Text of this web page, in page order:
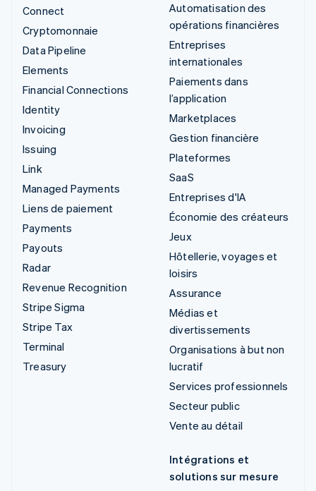
Connect
Cryptomonnaie
Data Pipeline
Elements
Financial Connections
Identity
Invoicing
Issuing
Link
Managed Payments
Liens de paiement
Payments
Payouts
Radar
Revenue Recognition
Stripe Sigma
Stripe Tax
Terminal
Treasury
Automatisation des
opérations financières
Entreprises
internationales
Paiements dans
l’application
Marketplaces
Gestion financière
Plateformes
SaaS
Entreprises d'IA
Économie des créateurs
Jeux
Hôtellerie, voyages et
loisirs
Assurance
Médias et
divertissements
Organisations à but non
lucratif
Services professionnels
Secteur public
Vente au détail
Intégrations et
solutions sur mesure